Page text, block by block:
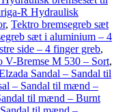
R Hydraulisk
, Tektro bremsegreb sæt
sæt i aluminium – 4
side – 4 finger greb,
V-Bremse M 530 – Sort,
Sandal – Sandal til
– Sandal til mænd –
til mænd – Burnt